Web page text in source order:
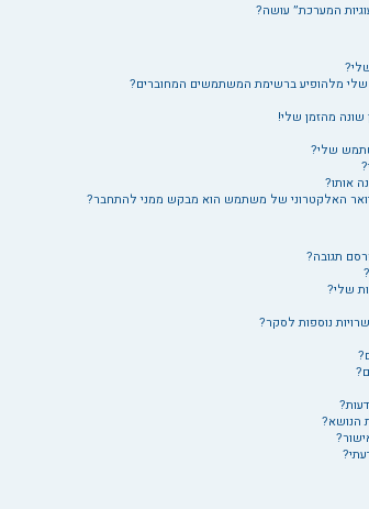
המערכת” עושה?
מלהופיע ברשימת המשתמשים המחוברים?
שונה מהזמן שלי!
שלי?
אותו?
האלקטרוני של משתמש הוא מבקש ממני להתחבר?
תגובה?
שלי?
נוספות לסקר?
הנושא?